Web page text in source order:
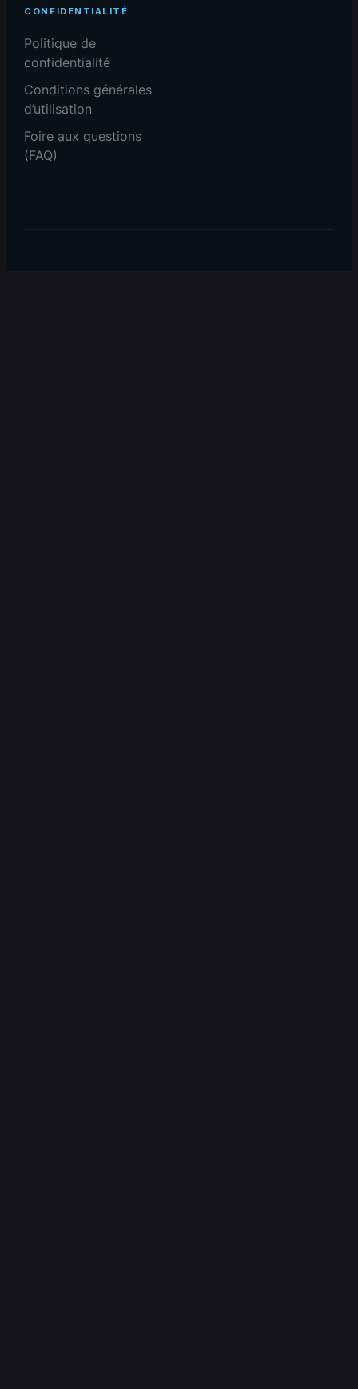
CONFIDENTIALITÉ
Politique de
confidentialité
Conditions générales
d’utilisation
Foire aux questions
(FAQ)